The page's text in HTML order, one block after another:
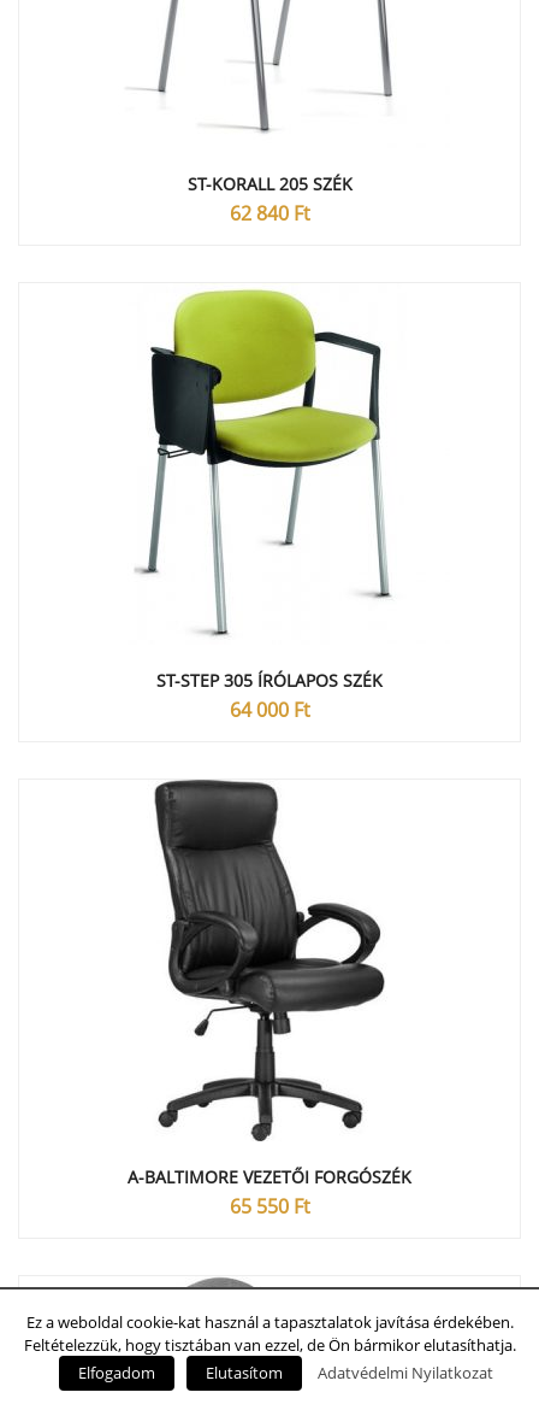
ST-KORALL 205 SZÉK
62 840 Ft
ST-STEP 305 ÍRÓLAPOS SZÉK
64 000 Ft
A-BALTIMORE VEZETŐI FORGÓSZÉK
65 550 Ft
Ez a weboldal cookie-kat használ a tapasztalatok javítása érdekében.
Feltételezzük, hogy tisztában van ezzel, de Ön bármikor elutasíthatja.
Elfogadom
Elutasítom Adatvédelmi Nyilatkozat